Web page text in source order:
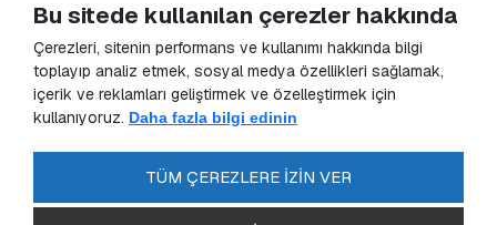
KVKK Başvuru
KVKK Aydınlatma Metni
Veri Sorumlusu Başvuru Formu
Güvenlik Kameraları Aydınlatma Metni
SSS
Bu sitede kullanılan çerezler hakkında
Çerezleri, sitenin performans ve kullanımı hakkında bilgi
toplayıp analiz etmek, sosyal medya özellikleri sağlamak,
içerik ve reklamları geliştirmek ve özelleştirmek için
kullanıyoruz. Daha fazla bilgi edinin
TÜM ÇEREZLERE İZİN VER